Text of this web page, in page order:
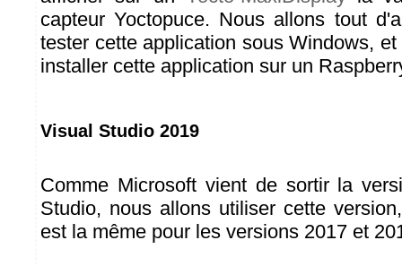
capteur Yoctopuce. Nous allons tout
tester cette application sous Windows,
installer cette application sur un
Visual Studio 2019
Comme Microsoft vient de sortir la
Studio, nous allons utiliser cette
est la même pour les versions 2017 et